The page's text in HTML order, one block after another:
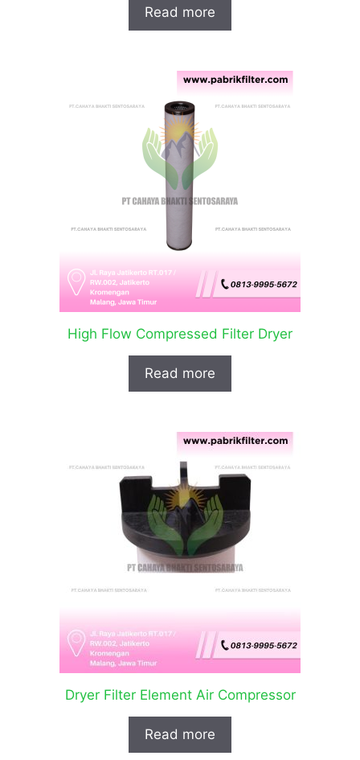
Read more
High Flow Compressed Filter Dryer
Read more
Dryer Filter Element Air Compressor
Read more